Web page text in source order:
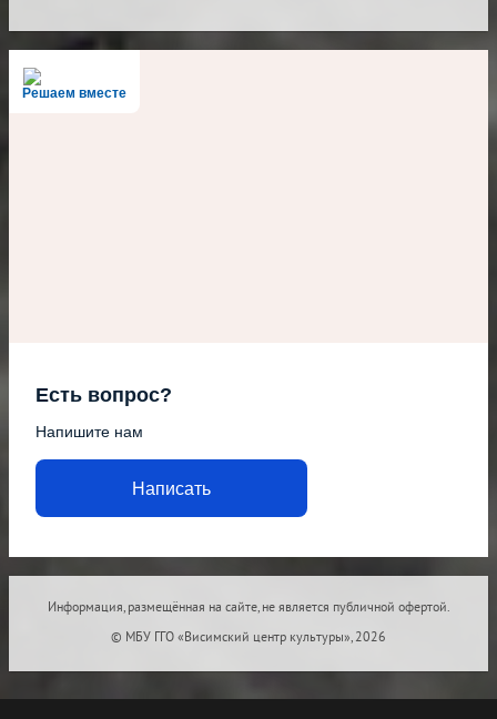
Решаем вместе
Есть вопрос?
Напишите нам
Написать
Информация, размещённая на сайте, не является публичной офертой.
© МБУ ГГО «Висимский центр культуры», 2026